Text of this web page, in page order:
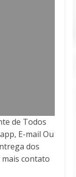
de Todos
E-mail Ou
dos
contato